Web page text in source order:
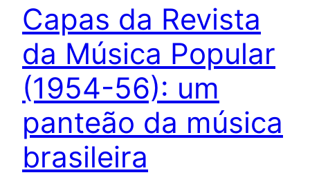
Capas da Revista
da Música Popular
(1954-56): um
panteão da música
brasileira